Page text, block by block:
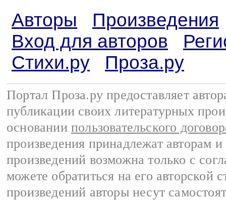
Авторы
Произведения
Вход для авторов
Стихи.ру
Проза.ру
Портал Проза.ру предоставляет
публикации своих литературных
основании пользовательского
произведения принадлежат авторам
произведений возможна только с
можете обратиться на его авторской
произведений авторы несут